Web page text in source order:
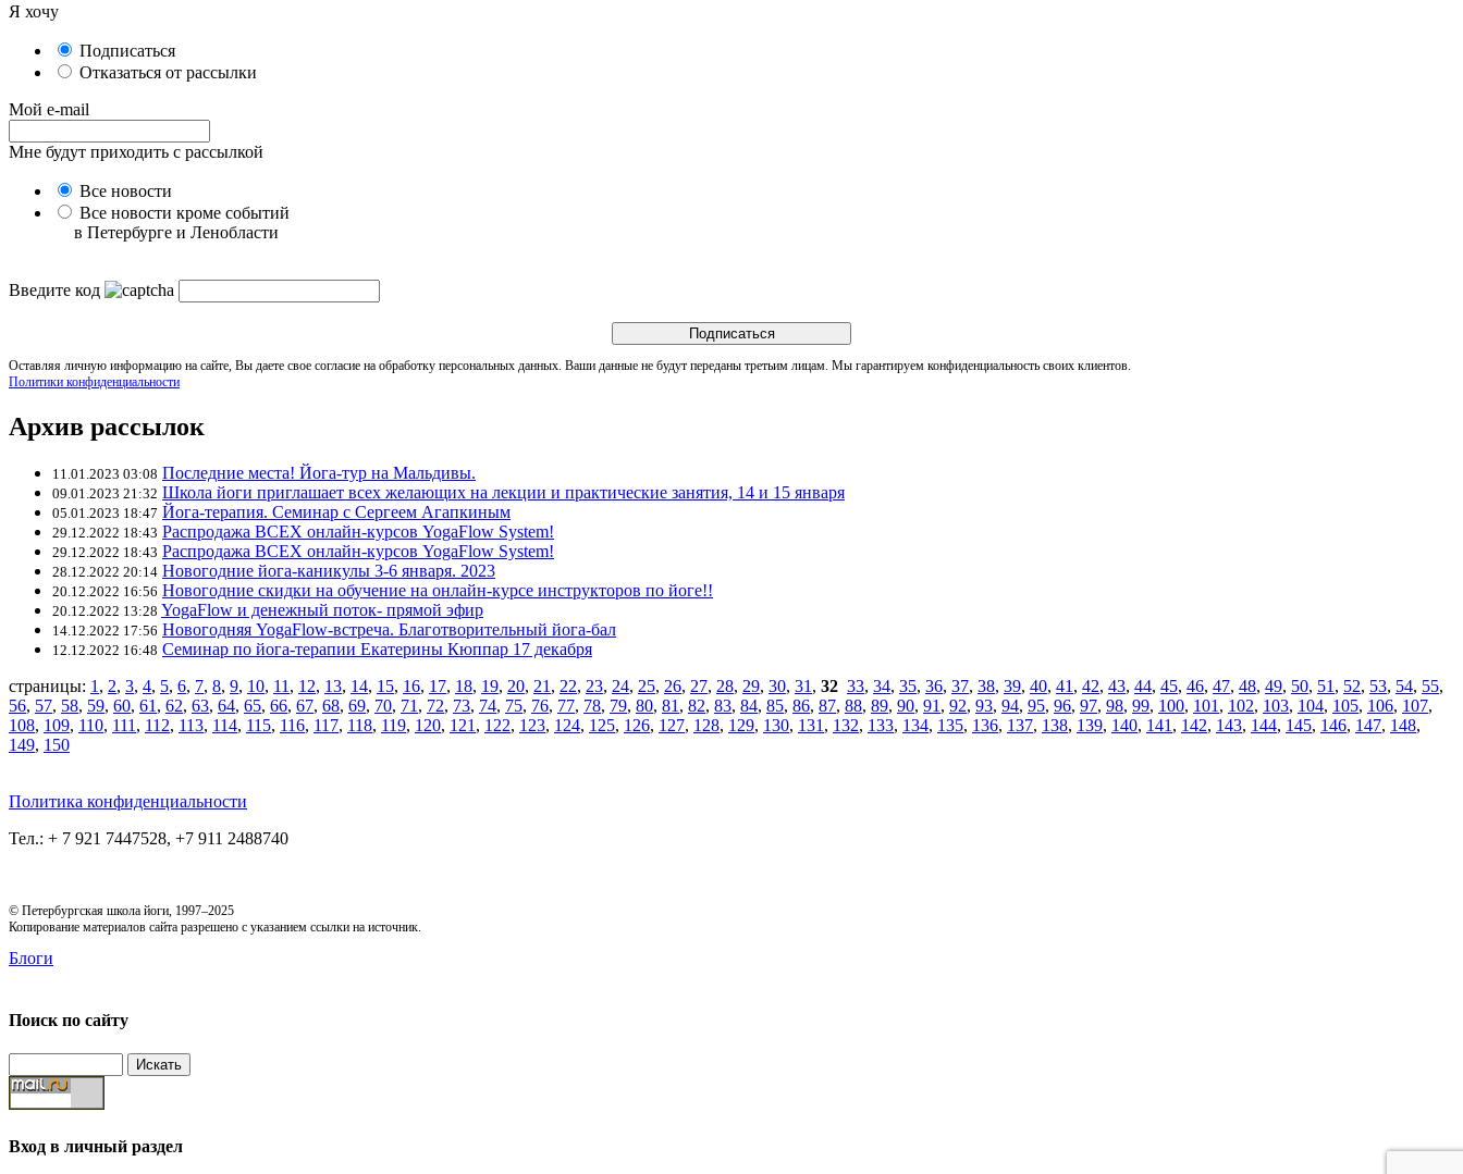
Я хочу
Подписаться
Отказаться от рассылки
Мой e-mail
Мне будут приходить с рассылкой
Все новости
Все новости кроме событий
в Петербурге и Ленобласти
Введите код
Оставляя личную информацию на сайте, Вы даете свое согласие на обработку персональных данных. Ваши данные не будут переданы третьим лицам. Мы гарантируем конфиденциальность своих клиентов.
Политики конфиденциальности
Архив рассылок
11.01.2023 03:08 Последние места! Йога-тур на Мальдивы.
09.01.2023 21:32 Школа йоги приглашает всех желающих на лекции и практические занятия, 14 и 15 января
05.01.2023 18:47 Йога-терапия. Семинар с Сергеем Агапкиным
29.12.2022 18:43 Распродажа ВСЕХ онлайн-курсов YogaFlow System!
29.12.2022 18:43 Распродажа ВСЕХ онлайн-курсов YogaFlow System!
28.12.2022 20:14 Новогодние йога-каникулы 3-6 января. 2023
20.12.2022 16:56 Новогодние скидки на обучение на онлайн-курсе инструкторов по йоге!!
20.12.2022 13:28 YogaFlow и денежный поток- прямой эфир
14.12.2022 17:56 Новогодняя YogaFlow-встреча. Благотворительный йога-бал
12.12.2022 16:48 Семинар по йога-терапии Екатерины Кюппар 17 декабря
страницы: 1 , 2, 3, 4, 5, 6, 7, 8, 9, 10, 11 , 12, 13, 14, 15, 16, 17, 18, 19, 20, 21 , 22, 23, 24, 25, 26, 27, 28, 29, 30, 31 , 32 33, 34, 35, 36, 37, 38, 39, 40, 41 , 42, 43, 44, 45, 46, 47, 48, 49, 50, 51 , 52, 53, 54, 55,
56, 57, 58, 59, 60, 61 , 62, 63, 64, 65, 66, 67, 68, 69, 70, 71 , 72, 73, 74, 75, 76, 77, 78, 79, 80, 81 , 82, 83, 84, 85, 86, 87, 88, 89, 90, 91 , 92, 93, 94, 95, 96, 97, 98, 99, 100, 101 , 102, 103, 104, 105, 106, 107,
108, 109, 110, 111 , 112, 113, 114, 115, 116, 117, 118, 119, 120, 121 , 122, 123, 124, 125, 126, 127, 128, 129, 130, 131 , 132, 133, 134, 135, 136, 137, 138, 139, 140, 141 , 142, 143, 144, 145, 146, 147, 148,
149, 150
Политика конфиденциальности
Тел.: + 7 921 7447528, +7 911 2488740
© Петербургская школа йоги, 1997–2025
Копирование материалов сайта разрешено с указанием ссылки на источник.
Блоги
Поиск по сайту
Вход в личный раздел